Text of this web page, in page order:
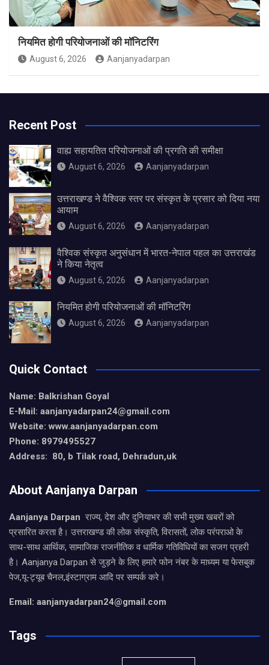
नियमित होगी परियोजनाओं की मॉनिटरिंग
August 6, 2026 Aanjanyadarpan
Recent Post
वाह्य सहायतित परियोजनाओं की प्रगति की समीक्षा
August 6, 2026 Aanjanyadarpan
उत्तराखण्ड ने वैश्विक स्तर पर संस्कृत के प्रसार को दिया नया
आयाम
August 6, 2026 Aanjanyadarpan
वैश्विक संस्कृत अनुसंधान में भारत-नेपाल पहल का उत्तराखंड
ने किया नेतृत्व
August 6, 2026 Aanjanyadarpan
नियमित होगी परियोजनाओं की मॉनिटरिंग
August 6, 2026 Aanjanyadarpan
Quick Contact
Name: Balkrishan Goyal
E-Mail: aanjanyadarpan24@gmail.com
Website: www.aanjanyadarpan.com
Phone: 8979495527
Address: 80, b Tilak road, Dehradun,uk
About Aanjanya Darpan
Aanjanya Darpan राज्य, देश और दुनियाभर की सभी मुख्य खबरों को
प्रसारित करता है। उत्तराखण्ड की लोक संस्कृति, विरासतों, लोक परंपराओ के
साथ-साथ आर्थिक, सामाजिक राजनीतिक व धार्मिक गतिविधियों का सजग प्रहरी
है। Aanjanya Darpan से जुड़ने के लिए हमारे फोन नंबर के माध्यम या फेसबुक
पेज,यू-ट्यूब चैनल,इंस्टाग्राम आदि पर सम्पर्क करे।
Email: aanjanyadarpan24@gmail.com
Tags